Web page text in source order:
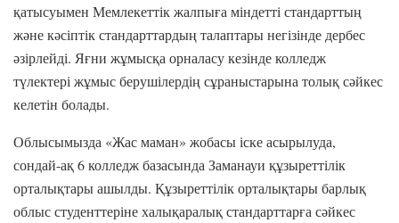
қатысуымен Мемлекеттік жалпыға міндетті стандарттың
және кәсіптік стандарттардың талаптары негізінде дербес
әзірлейді. Яғни жұмысқа орналасу кезінде колледж
түлектері жұмыс берушілердің сұраныстарына толық сәйкес
келетін болады.
Облысымызда «Жас маман» жобасы іске асырылуда,
сондай-ақ 6 колледж базасында Заманауи құзыреттілік
орталықтары ашылды. Құзыреттілік орталықтары барлық
облыс студенттеріне халықаралық стандарттарға сәйкес